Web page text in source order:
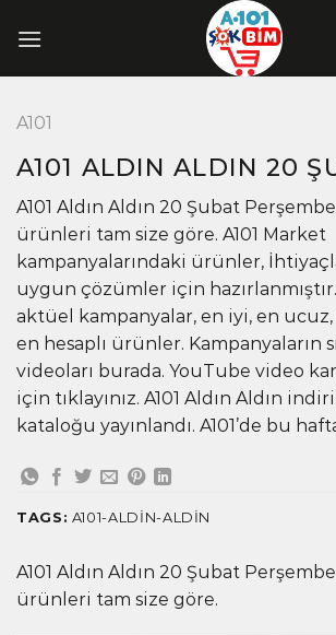
atla
A101
A101 ALDIN ALDIN 20
A101 Aldın Aldın 20 Şubat
ürünleri tam size göre. A101 Market
kampanyalarındaki ürünler,
uygun çözümler için hazırlanmıştır.
aktüel kampanyalar, en iyi, en
en hesaplı ürünler. Kampanyaların
videoları burada. YouTube video
için tıklayınız. A101 Aldın Aldın
kataloğu yayınlandı. A101’de bu
TAGS: A101-ALDIN-ALDIN
A101 Aldın Aldın 20 Şubat
ürünleri tam size göre.